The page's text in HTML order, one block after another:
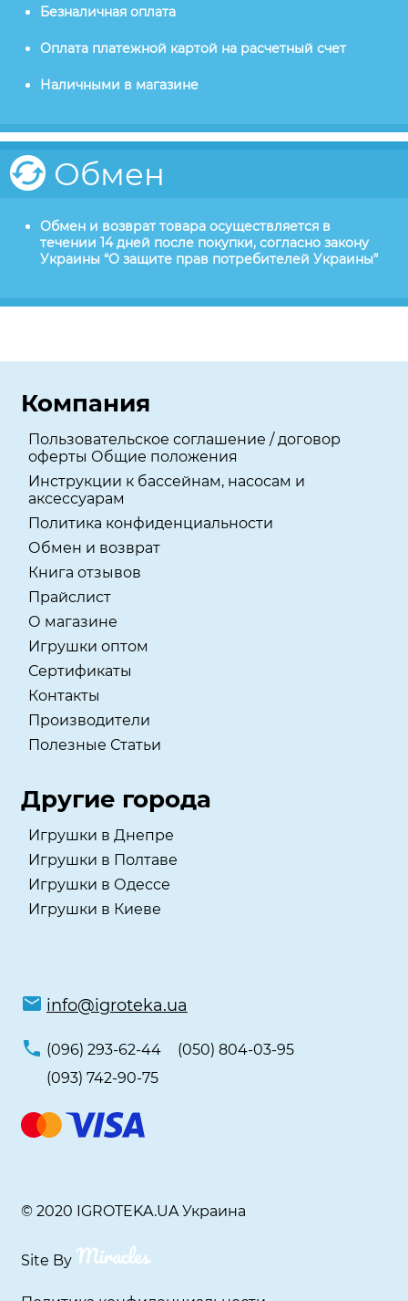
Безналичная оплата
Оплата платежной картой на расчетный счет
Наличными в магазине
Обмен
Обмен и возврат товара осуществляется в
течении 14 дней после покупки, согласно закону
Украины “О защите прав потребителей Украины”
Компания
Пользовательское соглашение / договор
оферты Общие положения
Инструкции к бассейнам, насосам и
аксессуарам
Политика конфиденциальности
Обмен и возврат
Книга отзывов
Прайслист
О магазине
Игрушки оптом
Сертификаты
Контакты
Производители
Полезные Статьи
Другие города
Игрушки в Днепре
Игрушки в Полтаве
Игрушки в Одессе
Игрушки в Киеве
info@igroteka.ua
(096) 293-62-44
(050) 804-03-95
(093) 742-90-75
© 2020 IGROTEKA.UA Украина
Site By